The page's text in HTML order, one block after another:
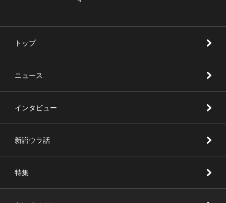
トップ
ニュース
インタビュー
新譜ウラ話
特集